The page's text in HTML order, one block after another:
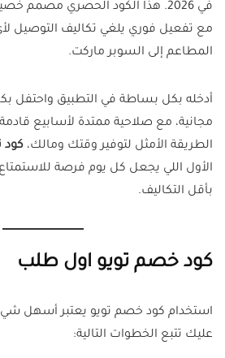
في 2026. هذا الكود الحصري مصمم
مع تفعيل فوري يلغي تكاليف التوصيل
المطاعم إلى السوبر ماركت.
أدخله بكل بساطة في التطبيق واحتفل
مجانية، مع صلاحية ممتدة لأسابيع
الطريقة الأمثل لتوفير وقتك ومالك، كود
الأول اللي يجعل كل يوم فرصة
بأقل التكاليف.
كود خصم تويو اول طلب
استخدام كود خصم تويو يعتبر أسهل شيء
عليك تتبع الخطوات التالية: